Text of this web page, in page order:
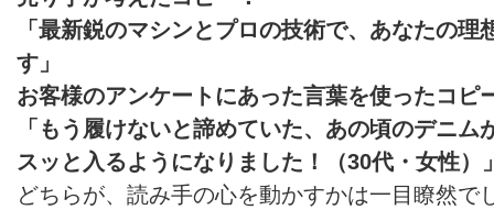
「最新鋭のマシンとプロの技術で、あなたの
す」
お客様のアンケートにあった言葉を使ったコピ
「もう履けないと諦めていた、あの頃のデニム
スッと入るようになりました！（30代・女性）
どちらが、読み手の心を動かすかは一目瞭然で